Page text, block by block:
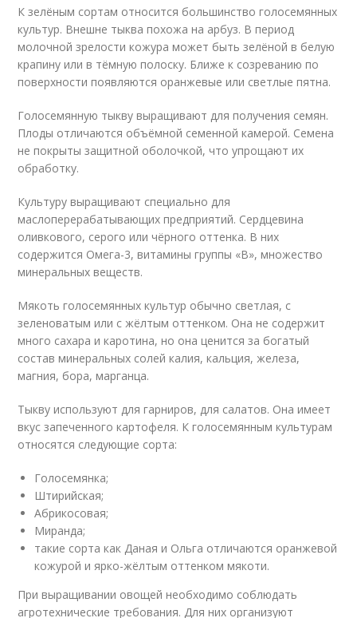
К зелёным сортам относится большинство голосемянных
культур. Внешне тыква похожа на арбуз. В период
молочной зрелости кожура может быть зелёной в белую
крапину или в тёмную полоску. Ближе к созреванию по
поверхности появляются оранжевые или светлые пятна.
Голосемянную тыкву выращивают для получения семян.
Плоды отличаются объёмной семенной камерой. Семена
не покрыты защитной оболочкой, что упрощают их
обработку.
Культуру выращивают специально для
маслоперерабатывающих предприятий. Сердцевина
оливкового, серого или чёрного оттенка. В них
содержится Омега-3, витамины группы «В», множество
минеральных веществ.
Мякоть голосемянных культур обычно светлая, с
зеленоватым или с жёлтым оттенком. Она не содержит
много сахара и каротина, но она ценится за богатый
состав минеральных солей калия, кальция, железа,
магния, бора, марганца.
Тыкву используют для гарниров, для салатов. Она имеет
вкус запеченного картофеля. К голосемянным культурам
относятся следующие сорта:
Голосемянка;
Штирийская;
Абрикосовая;
Миранда;
такие сорта как Даная и Ольга отличаются оранжевой
кожурой и ярко-жёлтым оттенком мякоти.
При выращивании овощей необходимо соблюдать
агротехнические требования. Для них организуют